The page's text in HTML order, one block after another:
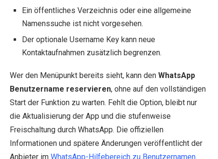
Ein öffentliches Verzeichnis oder eine allgemeine
Namenssuche ist nicht vorgesehen.
Der optionale Username Key kann neue
Kontaktaufnahmen zusätzlich begrenzen.
Wer den Menüpunkt bereits sieht, kann den WhatsApp
Benutzername reservieren, ohne auf den vollständigen
Start der Funktion zu warten. Fehlt die Option, bleibt nur
die Aktualisierung der App und die stufenweise
Freischaltung durch WhatsApp. Die offiziellen
Informationen und spätere Änderungen veröffentlicht der
Anbieter im WhatsApp-Hilfebereich zu Benutzernamen